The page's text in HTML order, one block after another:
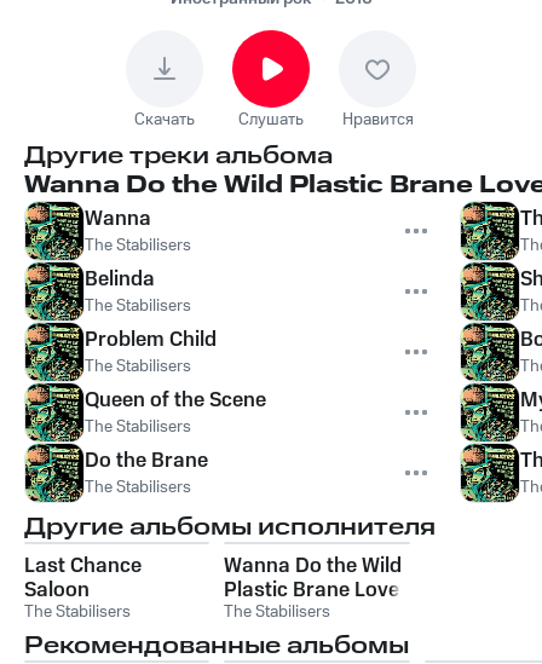
Скачать Слушать Нравится
Другие треки альбома
Wanna Do the Wild Plastic Brane
Wanna
The Stabilisers
Belinda
The Stabilisers
Problem Child
The Stabilisers
Queen of the Scene
The Stabilisers
Do the Brane
The Stabilisers
Другие альбомы исполнителя
Last Chance
Saloon
The Stabilisers
Wanna Do the Wild
Plastic Brane Love
Thing?
The Stabilisers
Рекомендованные альбомы